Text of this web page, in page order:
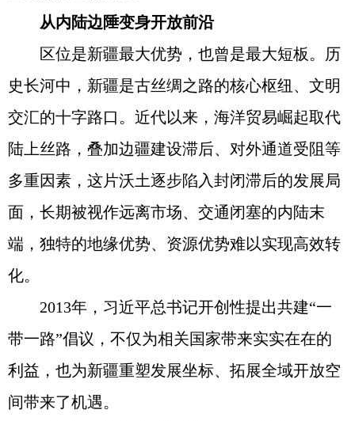
从内陆边陲变身开放前沿
区位是新疆最大优势，也曾是最大短板。历
史长河中，新疆是古丝绸之路的核心枢纽、文明
交汇的十字路口。近代以来，海洋贸易崛起取代
陆上丝路，叠加边疆建设滞后、对外通道受阻等
多重因素，这片沃土逐步陷入封闭滞后的发展局
面，长期被视作远离市场、交通闭塞的内陆末
端，独特的地缘优势、资源优势难以实现高效转
化。
2013年，习近平总书记开创性提出共建“一
带一路”倡议，不仅为相关国家带来实实在在的
利益，也为新疆重塑发展坐标、拓展全域开放空
间带来了机遇。